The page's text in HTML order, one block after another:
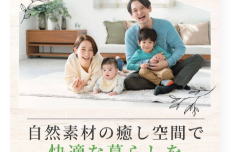
#リフォーム #リノベーション
カテゴリー Categories
全てのカテゴリー
自然素材
フローリング